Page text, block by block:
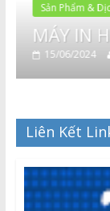
Sản Phẩm &
MÁY IN
15/06/2024
Liên Kết